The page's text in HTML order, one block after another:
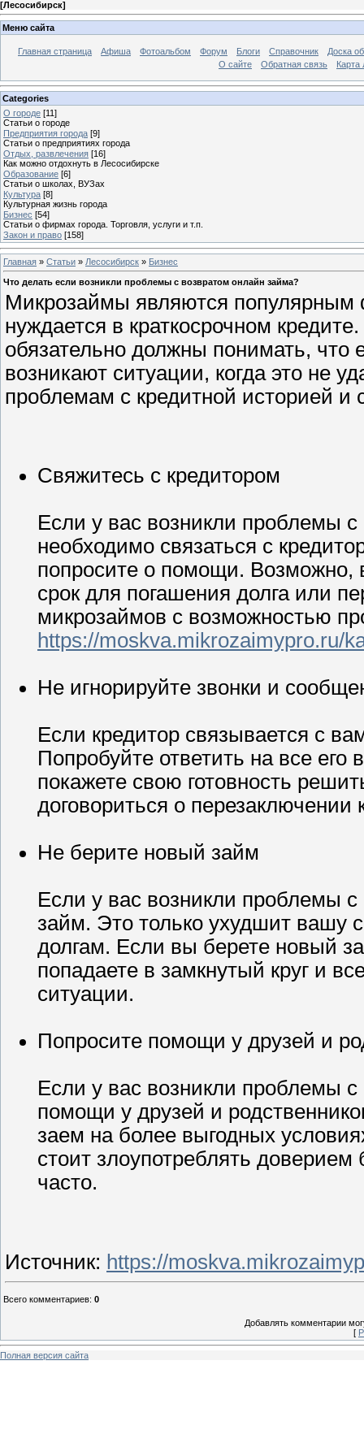
[Лесосибирск]
Меню сайта
Главная страница Афиша Фотоальбом Форум Блоги Справочник
Доска
О сайте
Обратная связь Карта
Categories
О городе [11]
Статьи о городе
Предприятия города [9]
Статьи о предприятиях города
Отдых, развлечения [16]
Как можно отдохнуть в Лесосибирске
Образование [6]
Статьи о школах, ВУЗах
Культура [8]
Культурная жизнь города
Бизнес [54]
Статьи о фирмах города. Торговля, услуги и т.п.
Закон и право [158]
Главная » Статьи » Лесосибирск » Бизнес
Что делать если возникли проблемы с возвратом онлайн займа?
Микрозаймы являются популярным
нуждается в краткосрочном
обязательно должны понимать, что
возникают ситуации, когда это не
проблемам с кредитной историей
Свяжитесь с кредитором
Если у вас возникли проблемы
необходимо связаться с
попросите о помощи. Возможно,
срок для погашения долга или
микрозаймов с возможностью
https://moskva.mikrozaimypro.ru/
Не игнорируйте звонки и
Если кредитор связывается с
Попробуйте ответить на все
покажете свою готовность
договориться о
Не берите новый займ
Если у вас возникли проблемы
займ. Это только ухудшит вашу
долгам. Если вы берете новый
попадаете в замкнутый круг и
ситуации.
Попросите помощи у друзей и
Если у вас возникли проблемы
помощи у друзей и
заем на более выгодных
стоит злоупотреблять
часто.
Источник: https://
Всего комментариев: 0
Добавлять комментарии
[
Полная версия сайта